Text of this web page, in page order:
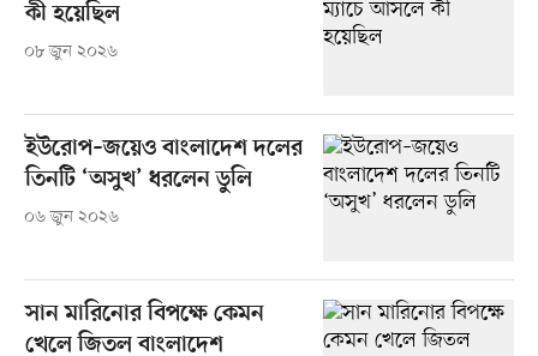
কী হয়েছিল
০৮ জুন ২০২৬
ইউরোপ–জয়েও বাংলাদেশ দলের
তিনটি ‘অসুখ’ ধরলেন ডুলি
০৬ জুন ২০২৬
সান মারিনোর বিপক্ষে কেমন
খেলে জিতল বাংলাদেশ